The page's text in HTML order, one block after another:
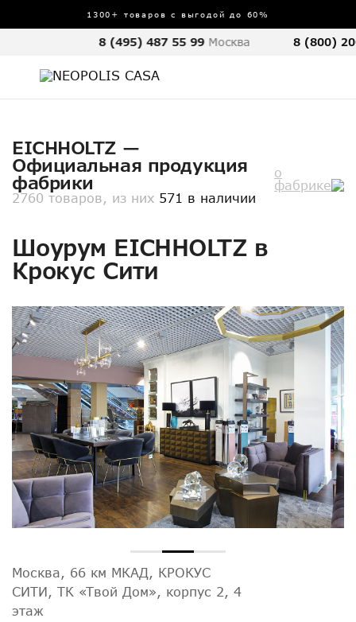
1300+ товаров с выгодой до 60%
8 (495) 487 55 99 Москва 8 (800)
EICHHOLTZ —
Официальная продукция
фабрики
о
фабрике
2760 товаров, из них 571 в наличии
Шоурум EICHHOLTZ в
Крокус Сити
Москва, 66 км МКАД, КРОКУС
СИТИ, ТК «Твой Дом», корпус 2, 4
этаж